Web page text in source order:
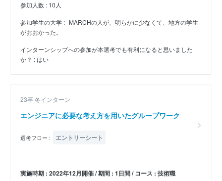
参加人数 : 10人
参加学生の大学 : MARCHの人が、明らかに少なくて、地方の学生
がおおかった。
インターンシップへの参加が本選考でも有利になると思いました
か？ : はい
23卒 冬インターン
エンジニアに必要な考え方を用いたグループワーク
選考フロー : エントリーシート
実施時期 : 2022年12月開催 / 期間 : 1日間 / コース : 技術職